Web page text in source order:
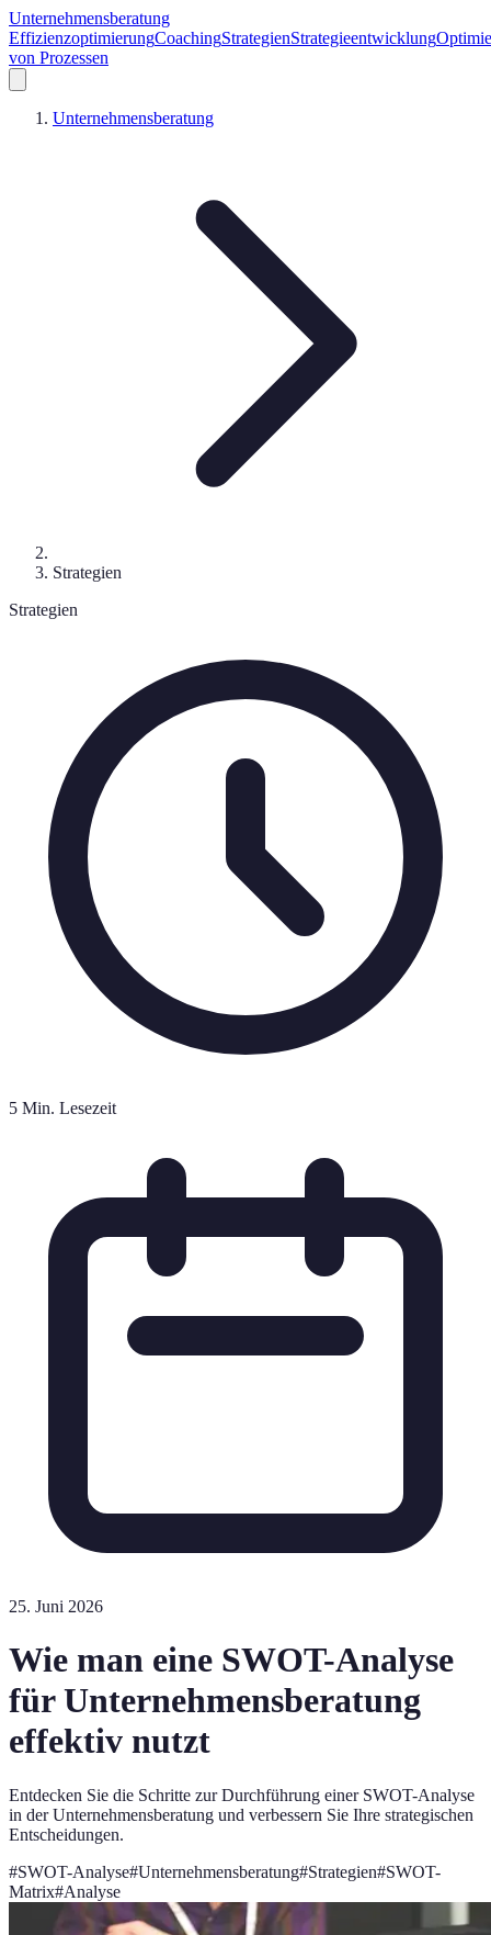
Unternehmensberatung
EffizienzoptimierungCoachingStrategienStrategieentwicklung
von Prozessen
Unternehmensberatung
Strategien
Strategien
5 Min. Lesezeit
25. Juni 2026
Wie man eine SWOT-Analyse
für Unternehmensberatung
effektiv nutzt
Entdecken Sie die Schritte zur Durchführung einer SWOT-Analyse
in der Unternehmensberatung und verbessern Sie Ihre strategischen
Entscheidungen.
#SWOT-Analyse#Unternehmensberatung#Strategien#SWOT-
Matrix#Analyse